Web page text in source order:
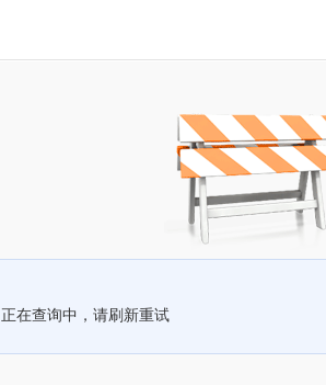
正在查询中，请刷新重试